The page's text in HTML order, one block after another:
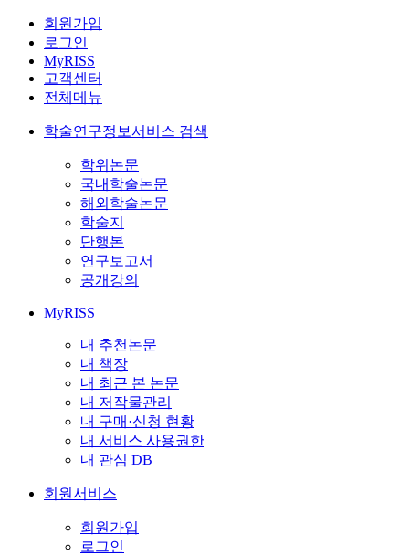
회원가입
로그인
MyRISS
고객센터
전체메뉴
학술연구정보서비스 검색
학위논문
국내학술논문
해외학술논문
학술지
단행본
연구보고서
공개강의
MyRISS
내 추천논문
내 책장
내 최근 본 논문
내 저작물관리
내 구매·신청 현황
내 서비스 사용권한
내 관심 DB
회원서비스
회원가입
로그인